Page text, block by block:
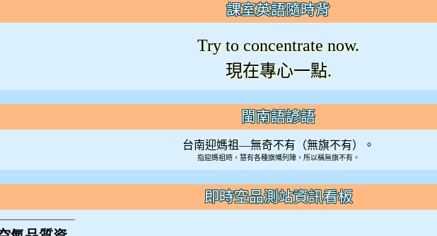
課室英語隨時背
Try to concentrate now.
現在專心一點.
閩南語諺語
台南迎媽祖—無奇不有（無旗不有）。
指迎媽祖時，慧有各種旗幟列陣，所以稱無旗不有。
即時空品測站資訊看板